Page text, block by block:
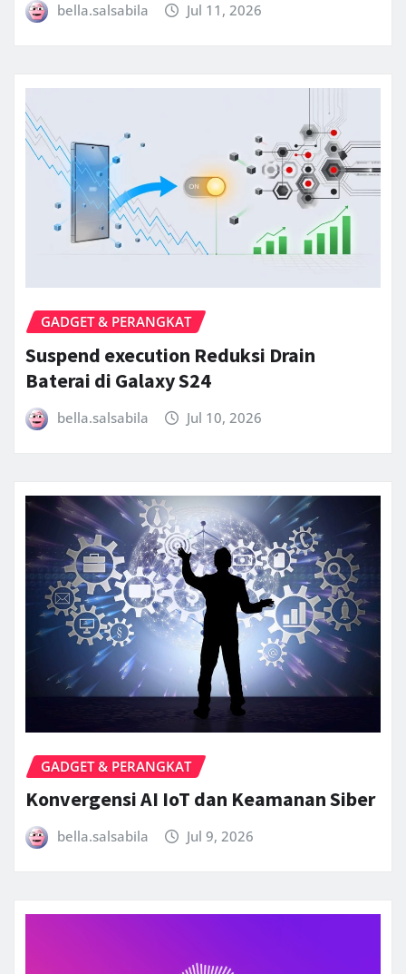
bella.salsabila Jul 11, 2026
GADGET & PERANGKAT
Suspend execution Reduksi Drain
Baterai di Galaxy S24
bella.salsabila Jul 10, 2026
GADGET & PERANGKAT
Konvergensi AI IoT dan Keamanan Siber
bella.salsabila Jul 9, 2026